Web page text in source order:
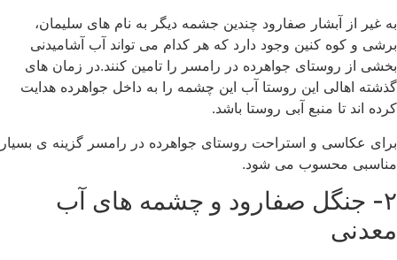
به غیر از آبشار صفارود چندین جشمه دیگر به نام های سلیمان،
برشی و کوه کنین وجود دارد که هر کدام می تواند آب آشامیدنی
بخشی از روستای جواهرده در رامسر را تامین کنند.در زمان های
گذشته اهالی این روستا آب این چشمه را به داخل جواهرده هدایت
کرده اند تا منبع آبی روستا باشد.
برای عکاسی و استراحت روستای جواهرده در رامسر گزینه ی بسیار
مناسبی محسوب می شود.
۲- جنگل صفارود و چشمه های آب
معدنی